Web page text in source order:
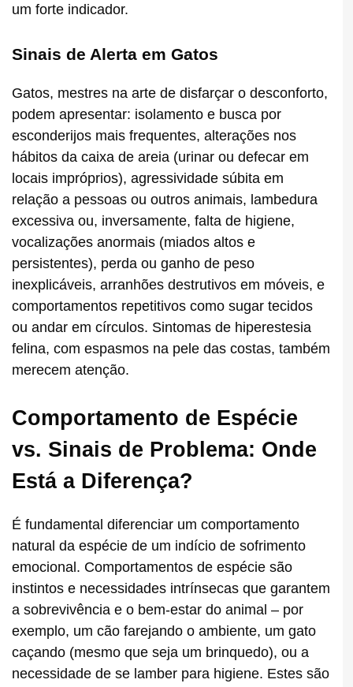
um forte indicador.
Sinais de Alerta em Gatos
Gatos, mestres na arte de disfarçar o desconforto,
podem apresentar: isolamento e busca por
esconderijos mais frequentes, alterações nos
hábitos da caixa de areia (urinar ou defecar em
locais impróprios), agressividade súbita em
relação a pessoas ou outros animais, lambedura
excessiva ou, inversamente, falta de higiene,
vocalizações anormais (miados altos e
persistentes), perda ou ganho de peso
inexplicáveis, arranhões destrutivos em móveis, e
comportamentos repetitivos como sugar tecidos
ou andar em círculos. Sintomas de hiperestesia
felina, com espasmos na pele das costas, também
merecem atenção.
Comportamento de Espécie
vs. Sinais de Problema: Onde
Está a Diferença?
É fundamental diferenciar um comportamento
natural da espécie de um indício de sofrimento
emocional. Comportamentos de espécie são
instintos e necessidades intrínsecas que garantem
a sobrevivência e o bem-estar do animal – por
exemplo, um cão farejando o ambiente, um gato
caçando (mesmo que seja um brinquedo), ou a
necessidade de se lamber para higiene. Estes são